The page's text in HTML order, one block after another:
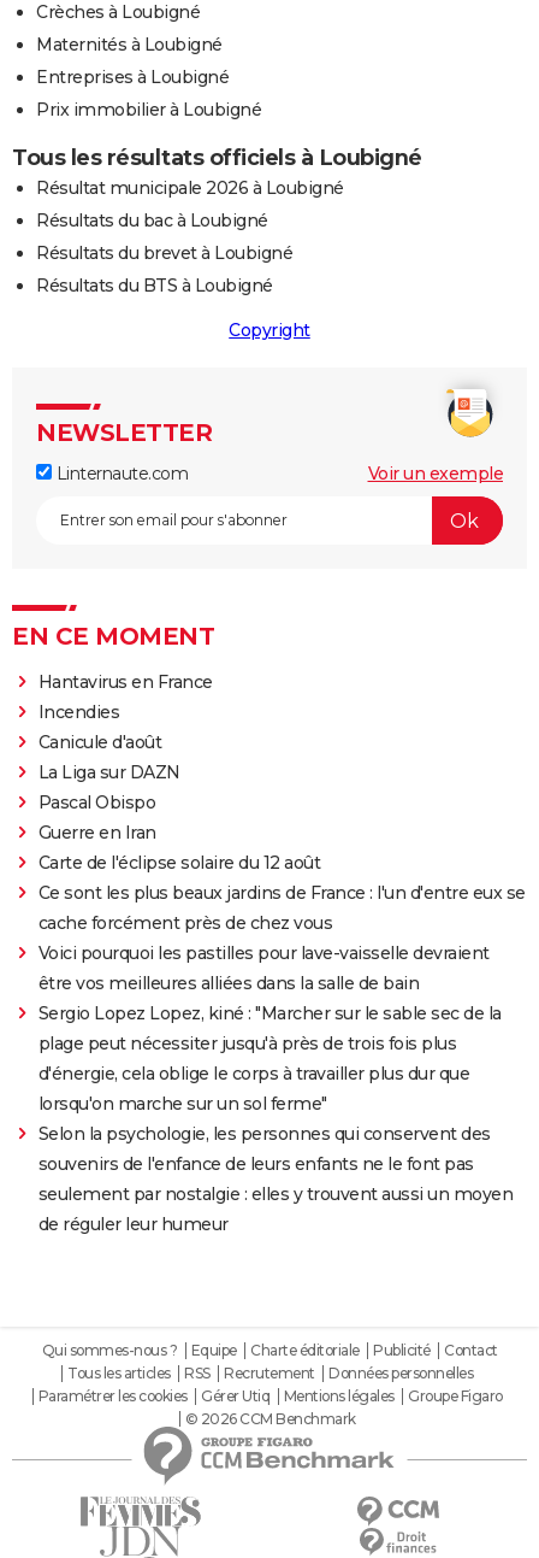
Crèches à Loubigné
Maternités à Loubigné
Entreprises à Loubigné
Prix immobilier à Loubigné
Tous les résultats officiels à Loubigné
Résultat municipale 2026 à Loubigné
Résultats du bac à Loubigné
Résultats du brevet à Loubigné
Résultats du BTS à Loubigné
Copyright
NEWSLETTER
Linternaute.com Voir un exemple
EN CE MOMENT
Hantavirus en France
Incendies
Canicule d'août
La Liga sur DAZN
Pascal Obispo
Guerre en Iran
Carte de l'éclipse solaire du 12 août
Ce sont les plus beaux jardins de France : l'un d'entre eux se
cache forcément près de chez vous
Voici pourquoi les pastilles pour lave-vaisselle devraient
être vos meilleures alliées dans la salle de bain
Sergio Lopez Lopez, kiné : "Marcher sur le sable sec de la
plage peut nécessiter jusqu'à près de trois fois plus
d'énergie, cela oblige le corps à travailler plus dur que
lorsqu'on marche sur un sol ferme"
Selon la psychologie, les personnes qui conservent des
souvenirs de l'enfance de leurs enfants ne le font pas
seulement par nostalgie : elles y trouvent aussi un moyen
de réguler leur humeur
Qui sommes-nous ? Equipe Charte éditoriale Publicité
Contact
Tous les articles
RSS Recrutement
Données personnelles
Paramétrer les cookies
Gérer Utiq Mentions légales
Groupe Figaro
© 2026 CCM Benchmark